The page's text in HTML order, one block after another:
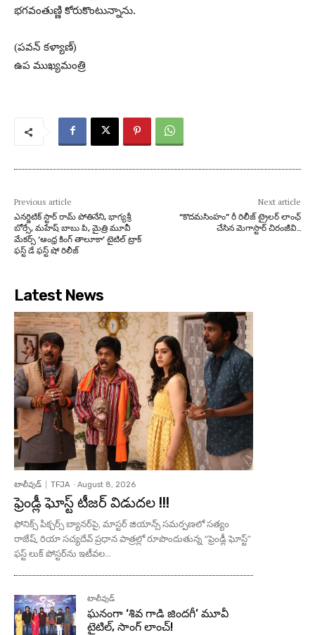
భగవంతుణ్ణి కోరుకొంటున్నాను.
(పవన్ కళ్యాణ్)
ఉప ముఖ్యమంత్రి
Previous article
ఎనర్జిటిక్ స్టార్ రామ్ పోతినేని, భాగ్యశ్రీ
బోర్సే, మహేష్ బాబు పి, మైత్రి మూవీ
మేకర్స్ ‘ఆంధ్ర కింగ్ తాలూకా’ టైటిల్ ట్రాక్
ఫస్ట్ డే ఫస్ట్ షో రిలీజ్
Next article
“కొదమసింహం” రీ రిలీజ్ ట్రైలర్ లాంఛ్
చేసిన మెగాస్టార్ చిరంజీవి..
Latest News
టాలీవుడ్ TFJA - August 8, 2026
ఫ్రెండ్లీ ఘోస్ట్ టీజర్ విడుదల !!!
ఫోనిక్స్ పిక్చర్స్ బ్యానర్‌పై, మాస్టర్ జియాన్స్ సమర్పణలో సత్యం
రాజేష్, రియా సచ్యదేవ్ ప్రధాన పాత్రల్లో రూపొందుతున్న “ఫ్రెండ్లీ ఘోస్ట్”
ఫస్ట్ లుక్ పోస్టర్‌ను ఇటీవల...
టాలీవుడ్
ఘనంగా ‘శివ గాడి జింద‌గీ’ మూవీ
టైటిల్, సాంగ్ లాంచ్!